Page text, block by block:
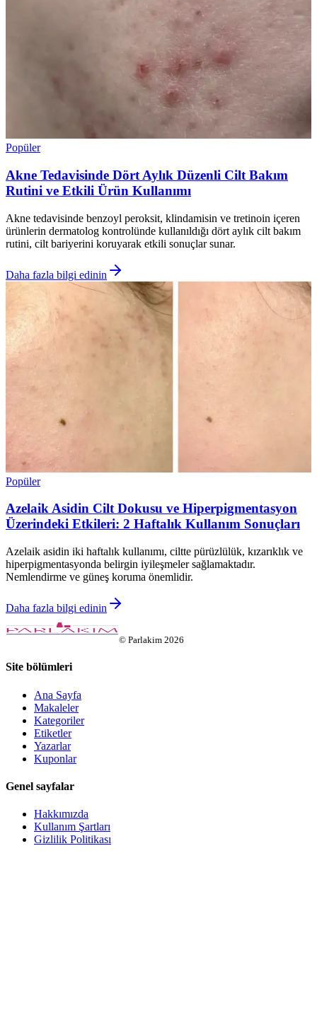
Popüler
Akne Tedavisinde Dört Aylık Düzenli Cilt Bakım
Rutini ve Etkili Ürün Kullanımı
Akne tedavisinde benzoyl peroksit, klindamisin ve tretinoin içeren
ürünlerin dermatolog kontrolünde kullanıldığı dört aylık cilt bakım
rutini, cilt bariyerini koruyarak etkili sonuçlar sunar.
Daha fazla bilgi edinin
Popüler
Azelaik Asidin Cilt Dokusu ve Hiperpigmentasyon
Üzerindeki Etkileri: 2 Haftalık Kullanım Sonuçları
Azelaik asidin iki haftalık kullanımı, ciltte pürüzlülük, kızarıklık ve
hiperpigmentasyonda belirgin iyileşmeler sağlamaktadır.
Nemlendirme ve güneş koruma önemlidir.
Daha fazla bilgi edinin
© Parlakim 2026
Site bölümleri
Ana Sayfa
Makaleler
Kategoriler
Etiketler
Yazarlar
Kuponlar
Genel sayfalar
Hakkımızda
Kullanım Şartları
Gizlilik Politikası